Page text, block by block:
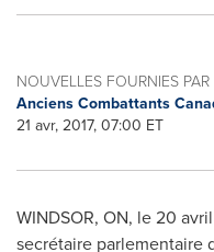
NOUVELLES FOURNIES PAR
Anciens Combattants
21 avr, 2017, 07:00 ET
WINDSOR, ON, le 20
secrétaire parlementaire